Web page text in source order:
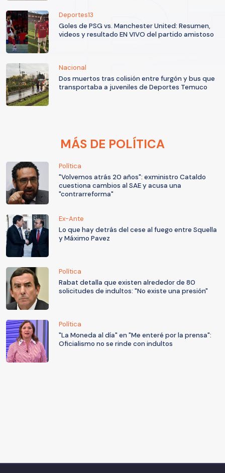
Deportes13
Goles de PSG vs. Manchester United: Resumen,
videos y resultado EN VIVO del partido amistoso
Nacional
Dos muertos tras colisión entre furgón y bus que
transportaba a juveniles de Deportes Temuco
MÁS DE POLÍTICA
Política
"Volvemos atrás 20 años": exministro Cataldo
cuestiona cambios al SAE y acusa una
"contrarreforma"
Ex-Ante
Lo que hay detrás del cese al fuego entre Squella
y Máximo Pavez
Política
Rabat detalla que existen alrededor de 80
solicitudes de indultos: "No existe una presión"
Política
"La Moneda al día" en "Me enteré por la prensa":
Oficialismo no se rinde con indultos